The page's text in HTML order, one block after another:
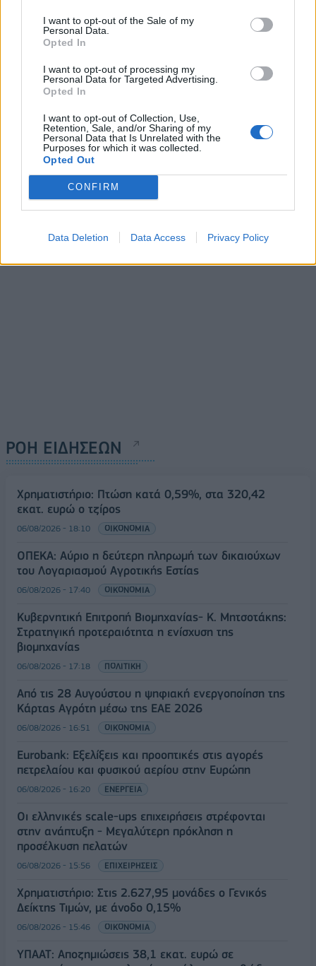
I want to opt-out of the Sale of my
Personal Data.
Opted In
I want to opt-out of processing my
Personal Data for Targeted Advertising.
Opted In
I want to opt-out of Collection, Use,
Retention, Sale, and/or Sharing of my
Personal Data that Is Unrelated with the
Purposes for which it was collected.
Opted Out
CONFIRM
Data Deletion Data Access Privacy Policy
ΠΕΡΙΣΣΌΤΕΡΑ ΣΕ ΑΥΤΉ ΤΗΝ ΚΑΤΗΓΟΡΊΑ
Κορονοϊός: Μόλις οκτώ
ιδιώτες γιατροί
ανταποκρίθηκαν στην
έκκληση για ενίσχυση του
23/11/2020 - 13:47
Συνεχίζεται η υποβολή
ενίσχυση στους
23/11/2020 - 13:55
ΡΟΗ ΕΙΔΗΣΕΩΝ
Χρηματιστήριο: Πτώση κατά 0,59%, στα 320,42
εκατ. ευρώ ο τζίρος
06/08/2026 - 18:10 ΟΙΚΟΝΟΜΙΑ
ΟΠΕΚΑ: Αύριο η δεύτερη πληρωμή των δικαιούχων
του Λογαριασμού Αγροτικής Εστίας
06/08/2026 - 17:40 ΟΙΚΟΝΟΜΙΑ
Κυβερνητική Επιτροπή Βιομηχανίας- Κ. Μητσοτάκης:
Στρατηγική προτεραιότητα η ενίσχυση της
βιομηχανίας
06/08/2026 - 17:18 ΠΟΛΙΤΙΚΗ
Από τις 28 Αυγούστου η ψηφιακή ενεργοποίηση της
Κάρτας Αγρότη μέσω της ΕΑΕ 2026
06/08/2026 - 16:51 ΟΙΚΟΝΟΜΙΑ
Eurobank: Εξελίξεις και προοπτικές στις αγορές
πετρελαίου και φυσικού αερίου στην Ευρώπη
06/08/2026 - 16:20 ΕΝΕΡΓΕΙΑ
Οι ελληνικές scale-ups επιχειρήσεις στρέφονται
στην ανάπτυξη - Μεγαλύτερη πρόκληση η
προσέλκυση πελατών
06/08/2026 - 15:56 ΕΠΙΧΕΙΡΗΣΕΙΣ
Χρηματιστήριο: Στις 2.627,95 μονάδες ο Γενικός
Δείκτης Τιμών, με άνοδο 0,15%
06/08/2026 - 15:46 ΟΙΚΟΝΟΜΙΑ
ΥΠΑΑΤ: Αποζημιώσεις 38,1 εκατ. ευρώ σε